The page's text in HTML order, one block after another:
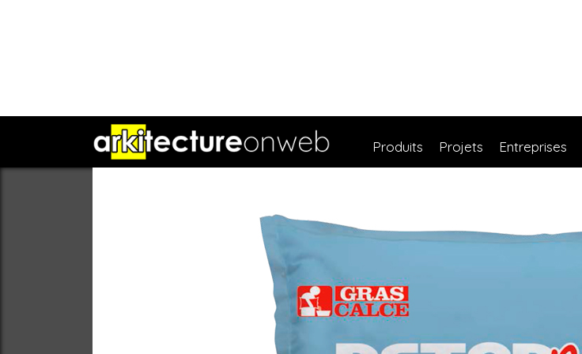
Produits Projets Entreprises